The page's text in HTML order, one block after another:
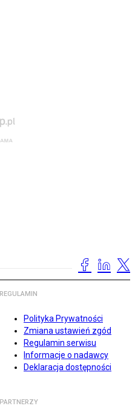
REGULAMIN
Polityka Prywatności
Zmiana ustawień zgód
Regulamin serwisu
Informacje o nadawcy
Deklaracja dostępności
PARTNERZY